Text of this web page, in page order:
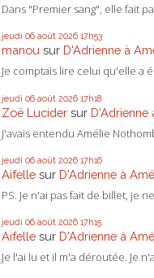
Dans "Premier sang", elle fait
jeudi 06 août 2026 17h53
manou sur D'Adrienne à
Je comptais lire celui qu'elle a
jeudi 06 août 2026 17h18
Zoë Lucider sur D'Adrienne
J'avais entendu Amélie
jeudi 06 août 2026 17h16
Aifelle sur D'Adrienne à
PS. Je n'ai pas fait de billet, je
jeudi 06 août 2026 17h15
Aifelle sur D'Adrienne à
Je l'ai lu et il m'a déroutée. Je